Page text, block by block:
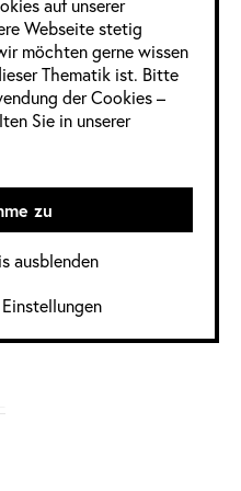
0 Divers
auf unserer
Webseite stetig
möchten gerne wissen
Thematik ist. Bitte
der Cookies –
Sie in unserer
zu
ausblenden